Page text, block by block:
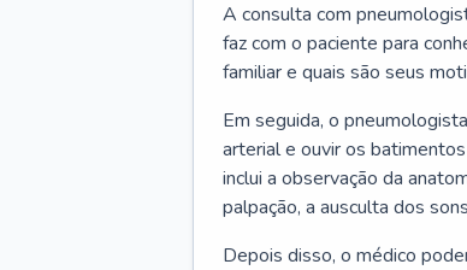
A consulta com
faz com o paciente para
familiar e quais são seus
Em seguida, o
arterial e ouvir os
inclui a observação da
palpação, a ausculta dos
Depois disso, o médico